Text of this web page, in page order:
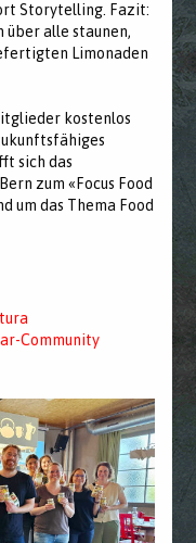
Storytelling. Fazit:
über alle staunen,
Limonaden
kostenlos
sich das
zum «Focus Food
um das Thema Food
Community